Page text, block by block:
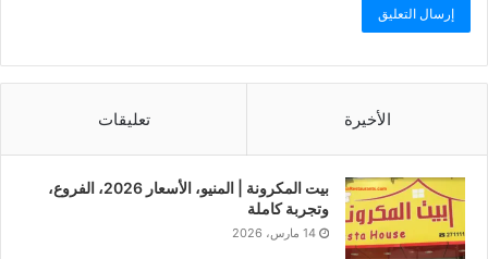
الأخيرة تعليقات
بيت المكرونة | المنيو، الأسعار 2026، الفروع،
وتجربة كاملة
14 مارس، 2026